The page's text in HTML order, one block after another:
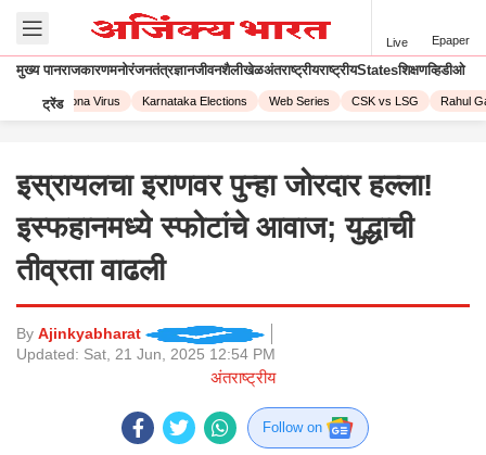
Live Epaper
मुख्य पानराजकारणमनोरंजनतंत्रज्ञानजीवनशैलीखेळअंतराष्ट्रीयराष्ट्रीयStatesशिक्षणव्हिडीओ
ट्रेंड
Corona Virus Karnataka Elections Web Series CSK vs LSG Rahul
इस्रायलचा इराणवर पुन्हा जोरदार हल्ला!
इस्फहानमध्ये स्फोटांचे आवाज; युद्धाची
तीव्रता वाढली
By Ajinkyabharat
Updated: Sat, 21 Jun, 2025 12:54 PM
अंतराष्ट्रीय
Follow on